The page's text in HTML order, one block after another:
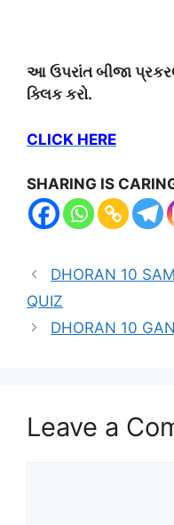
આ ઉપરાંત બીજા
ક્લિક કરો.
CLICK HERE
SHARING IS
DHORAN 10
QUIZ
DHORAN 10
Leave a